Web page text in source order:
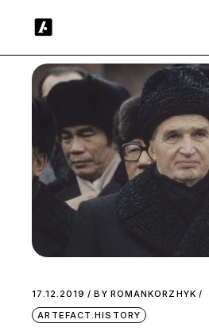
17.12.2019 BY ROMANKORZHYK
ARTEFACT.HISTORY